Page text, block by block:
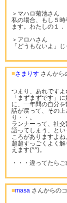
＞マハロ菊池さん
私の場合、もし５
ます。わたしの１
＞アロハさん
「どうもないよ」
■さまりす さんから
つまり、あれですよ
「まずまずです」
に、一年間の自分
話が戻って、その
り・・。
ランナーって、社
語ってしまう、と
ころがありますよね
超超すっごくよく
えます(^^)。
・・・違ってたら
■masa さんからの